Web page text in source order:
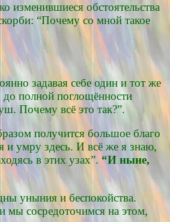
изменившиеся обстоятельства
“Почему со мной такое
задавая себе один и тот же
полной поглощённости
Почему всё это так?”.
получится большое благо
и умру здесь. И всё же я знаю,
в этих узах”.“И ныне,
уныния и беспокойства.
мы сосредоточимся на этом,